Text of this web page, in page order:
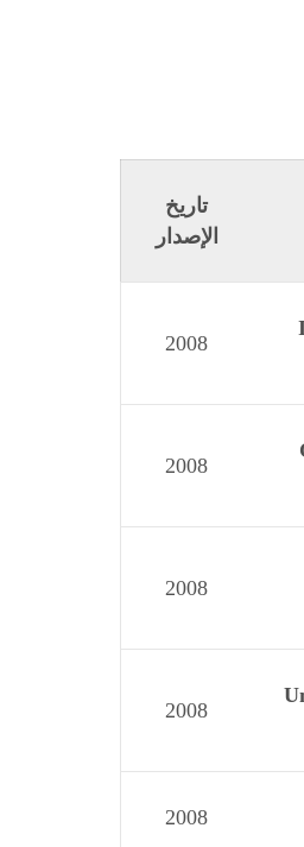
تاريخ
الإصدار
2008
2008
2008
2008
2008